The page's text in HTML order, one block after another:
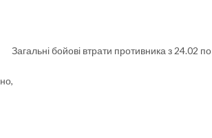
Загальні бойові втрати противника з 24.02 по